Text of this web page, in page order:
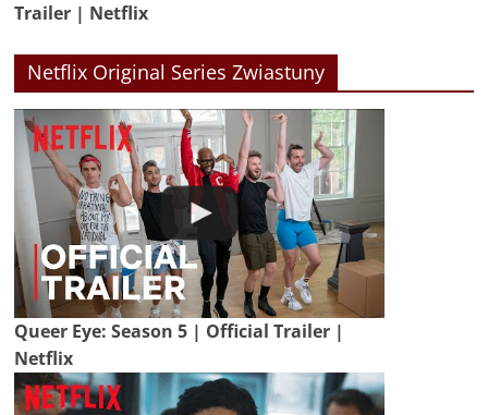
Trailer | Netflix
Netflix Original Series Zwiastuny
Queer Eye: Season 5 | Official Trailer |
Netflix